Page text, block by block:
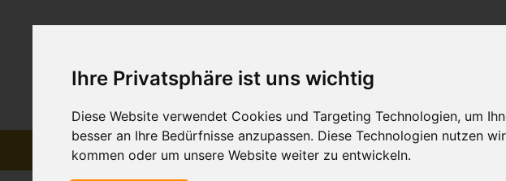
Ihre Privatsphäre ist uns wichtig
Diese Website verwendet Cookies und Targeting Technologien, um
besser an Ihre Bedürfnisse anzupassen. Diese Technologien nutzen
kommen oder um unsere Website weiter zu entwickeln.
HOME ÜBER UNS PRODUKTE &